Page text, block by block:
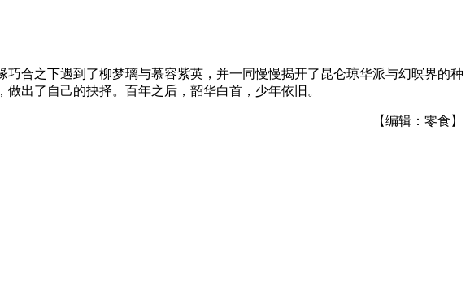
合之下遇到了柳梦璃与慕容紫英，并一同慢慢揭开了昆仑琼华派与幻暝界的种
出了自己的抉择。百年之后，韶华白首，少年依旧。
【编辑：零食】